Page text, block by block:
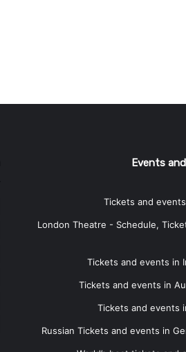
Events
Tickets and
London Theatre - Schedule,
Tickets and events in
Tickets and events in
Tickets and events
Russian Tickets and events in